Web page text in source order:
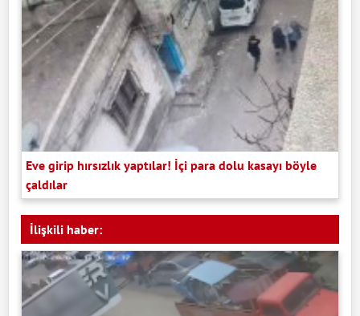
Eve girip hırsızlık yaptılar! İçi para dolu kasayı böyle
çaldılar
İlişkili haber: